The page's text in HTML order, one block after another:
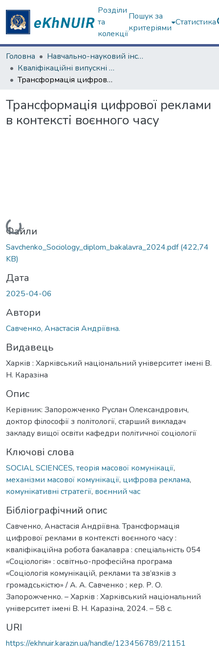
Розділи
та
колекції
Пошук за
критеріями
Статистика
Головна
Навчально-науковий інститут соціології та медіакомунікацій
Кваліфікаційні випускні роботи бакалаврів. Навчально-науковий інститут соціології та медіакомунікацій
Трансформація цифрової реклами в контексті воєнного часу
Трансформація цифрової реклами
в контексті воєнного часу
Вантажиться...
Файли
Savchenko_Sociology_diplom_bakalavra_2024.pdf(422,74
KB)
Дата
2025-04-06
Автори
Савченко, Анастасія Андріївна.
Видавець
Харків : Харківський національний університет імені В.
Н. Каразіна
Опис
Керівник: Запорожченко Руслан Олександрович,
доктор філософії з політології, старший викладач
закладу вищої освіти кафедри політичної соціології
Ключові слова
SOCIAL SCIENCES, теорія масової комунікації,
механізми масової комунікації, цифрова реклама,
комунікативні стратегії, воєнний час
Бібліографічний опис
Савченко, Анастасія Андріївна. Трансформація
цифрової реклами в контексті воєнного часу :
кваліфікаційна робота бакалавра : спеціальність 054
«Соціологія» : освітньо-професійна програма
«Соціологія комунікацій, реклами та зв’язків з
громадськістю» / А. А. Савченко ; кер. Р. О.
Запорожченко. – Харків : Харківський національний
університет імені В. Н. Каразіна, 2024. – 58 с.
URI
https://ekhnuir.karazin.ua/handle/123456789/21151